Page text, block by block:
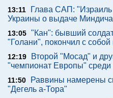
13:11
Глава САП: "Израиль
Украины о выдаче
13:05 "Кан": бывший
"Голани", покончил с
12:19
Второй "Мосад" и
"чемпионат Европы" среди
11:50
Раввины намерены
"Дегель а-Тора"